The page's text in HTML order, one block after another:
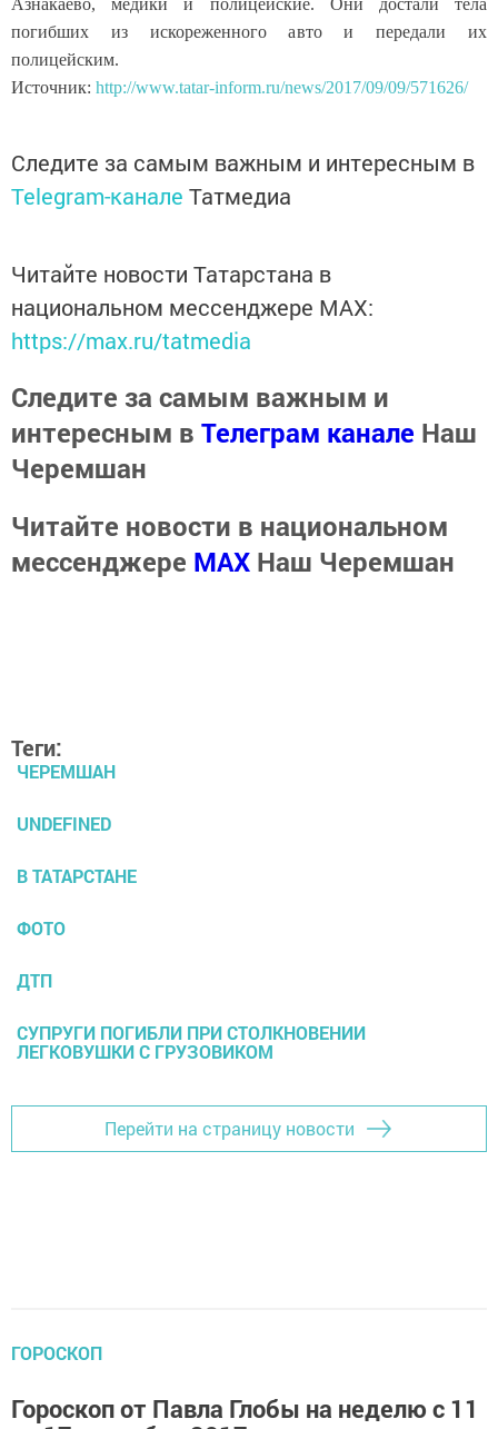
погибших из искореженного авто и передали их
полицейским.
Источник: http://www.tatar-inform.ru/news/2017/09/09/571626/
Следите за самым важным и интересным в
Telegram-канале Татмедиа
Читайте новости Татарстана в
национальном мессенджере MАХ:
https://max.ru/tatmedia
Следите за самым важным и
интересным в Телеграм канале Наш
Черемшан
Читайте новости в национальном
мессенджере MАХ Наш Черемшан
Теги:
ЧЕРЕМШАН
UNDEFINED
В ТАТАРСТАНЕ
ФОТО
ДТП
СУПРУГИ ПОГИБЛИ ПРИ СТОЛКНОВЕНИИ
ЛЕГКОВУШКИ С ГРУЗОВИКОМ
Перейти на страницу новости
ГОРОСКОП
Гороскоп от Павла Глобы на неделю с 11